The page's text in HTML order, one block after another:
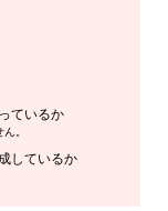
ているか
。
しているか